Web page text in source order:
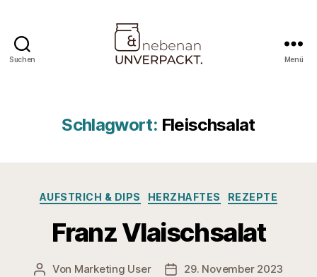
Suchen Menü
Schlagwort: Fleischsalat
Kategorien
AUFSTRICH & DIPS HERZHAFTES REZEPTE
Franz Vlaischsalat
Beitragsautor
Von Marketing User Veröffentlichungsdatum
29. November 2023